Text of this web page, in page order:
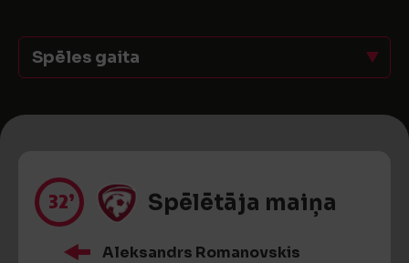
Spēles gaita
32’ Spēlētāja maiņa
Aleksandrs Romanovskis